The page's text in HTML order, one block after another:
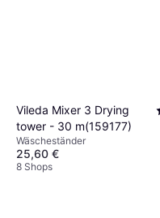
Vileda Mixer 3 Drying
tower - 30 m(159177)
Wäscheständer
25,60 €
8 Shops